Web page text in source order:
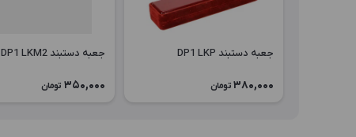
جعبه دستبند DP1 LKP
380,000 تومان
جعبه دستبند DP1 LKM2
350,000 تومان